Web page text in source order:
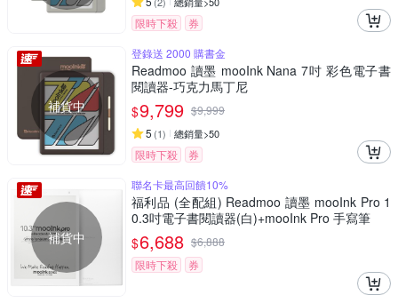
限時下殺 券
補貨中
登錄送 2000 購書金
Readmoo 讀墨 mooInk Nana 7吋 彩色電子書
閱讀器-巧克力馬丁尼
$9,799 $9,999
5 (1) 總銷量>50
限時下殺 券
補貨中
聯名卡最高回饋10%
福利品 (全配組) Readmoo 讀墨 mooInk Pro 1
0.3吋電子書閱讀器(白)+mooInk Pro 手寫筆
$6,688 $6,888
限時下殺
券